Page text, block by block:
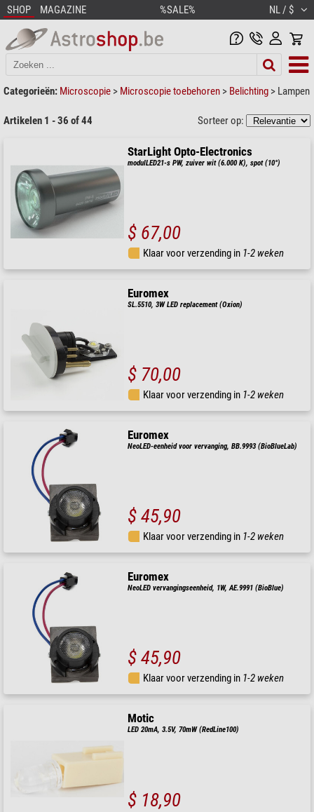
SHOP MAGAZINE %SALE% NL / $
Categorieën: Microscopie > Microscopie toebehoren > Belichting > Lampen
Artikelen 1 - 36 of 44 Sorteer op:
StarLight Opto-Electronics
modulLED21-s PW, zuiver wit (6.000 K), spot (10°)
$ 67,00
Klaar voor verzending in 1-2 weken
Euromex
SL.5510, 3W LED replacement (Oxion)
$ 70,00
Klaar voor verzending in 1-2 weken
Euromex
NeoLED-eenheid voor vervanging, BB.9993 (BioBlueLab)
$ 45,90
Klaar voor verzending in 1-2 weken
Euromex
NeoLED vervangingseenheid, 1W, AE.9991 (BioBlue)
$ 45,90
Klaar voor verzending in 1-2 weken
Motic
LED 20mA, 3.5V, 70mW (RedLine100)
$ 18,90